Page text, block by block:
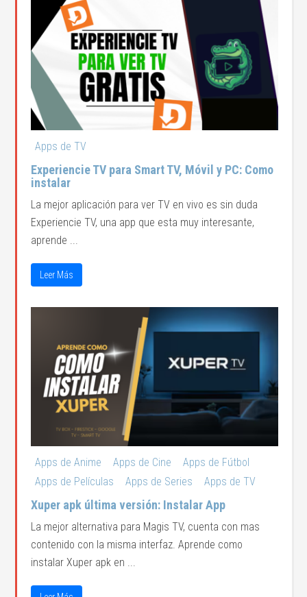
Apps de TV
Experiencie TV para Smart TV, Móvil y PC: Como
instalar
La mejor aplicación para ver TV en vivo es sin duda
Experiencie TV, una app que esta muy interesante,
aprende ...
Leer Más
Apps de Anime Apps de Cine
Apps de Fútbol
Apps de Películas
Apps de Series Apps de TV
Xuper apk última versión: Instalar App
La mejor alternativa para Magis TV, cuenta con mas
contenido con la misma interfaz. Aprende como
instalar Xuper apk en ...